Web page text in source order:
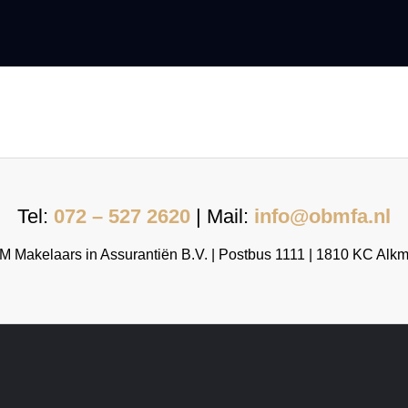
Tel: 072 – 527 2620 | Mail: info@obmfa.nl
Makelaars in Assurantiën B.V. | Postbus 1111 | 1810 KC